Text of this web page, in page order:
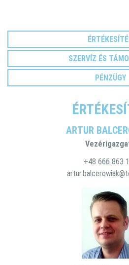
SZERVÍZ ÉS
PÉNZÜGY
ARTUR
+48 666 863